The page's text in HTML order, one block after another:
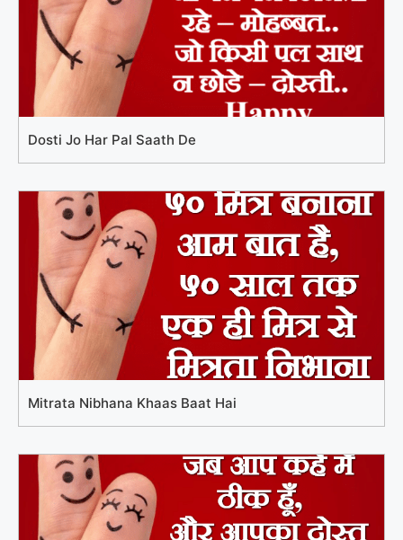
Dosti Jo Har Pal Saath De
Mitrata Nibhana Khaas Baat Hai